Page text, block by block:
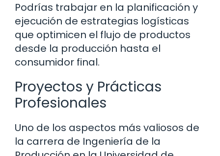
Podrías trabajar en la planificación y
ejecución de estrategias logísticas
que optimicen el flujo de productos
desde la producción hasta el
consumidor final.
Proyectos y Prácticas
Profesionales
Uno de los aspectos más valiosos de
la carrera de Ingeniería de la